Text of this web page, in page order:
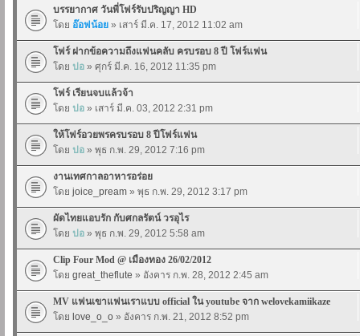
บรรยากาศ วันพี่โฟร์รับปริญญา HD
โดย อ๊อฟน้อย » เสาร์ มี.ค. 17, 2012 11:02 am
โฟร์ ฝากข้อความถึงแฟนคลับ ครบรอบ 8 ปี โฟร์แฟน
โดย ปอ » ศุกร์ มี.ค. 16, 2012 11:35 pm
โฟร์ เรียนจบแล้วจ้า
โดย ปอ » เสาร์ มี.ค. 03, 2012 2:31 pm
ให้โฟร์อวยพรครบรอบ 8 ปีโฟร์แฟน
โดย ปอ » พุธ ก.พ. 29, 2012 7:16 pm
งานเทศกาลอาหารอร่อย
โดย joice_pream » พุธ ก.พ. 29, 2012 3:17 pm
ผัดไทยแอบรัก กับศกลรัตน์ วรอุไร
โดย ปอ » พุธ ก.พ. 29, 2012 5:58 am
Clip Four Mod @ เมืองทอง 26/02/2012
โดย great_theflute » อังคาร ก.พ. 28, 2012 2:45 am
MV แฟนเขาแฟนเราแบบ official ใน youtube จาก welovekamiikaze
โดย love_o_o » อังคาร ก.พ. 21, 2012 8:52 pm